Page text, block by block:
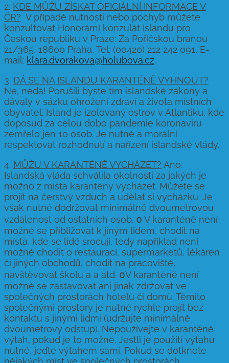
2. KDE MŮŽU ZÍSKAT OFICIÁLNÍ INFORMACE V
ČR? V případě nutnosti nebo pochyb můžete
konzultovat Honorární konzulát Islandu pro
Českou republiku v Praze: Za Poříčskou branou
21/365, 18600 Praha, Tel: (00420) 212 242 091, E-
mail: klara.dvorakova@holubova.cz.
3. DÁ SE NA ISLANDU KARANTÉNĚ VYHNOUT?
Ne, nedá! Porušili byste tím islandské zákony a
dávaly v sázku ohrožení zdraví a života místních
obyvatel. Island je izolovaný ostrov v Atlantiku, kde
doposud za celou dobo pandemie koronaviru
zemřelo jen 10 osob. Je nutné a morální
respektovat rozhodnutí a nařízení islandské vlády.
4. MŮŽU V KARANTÉNĚ VYCHÁZET? Ano.
Islandská vláda schválila okolnosti za jakých je
možno z místa karantény vycházet. Můžete se
projít na čerstvý vzduch a udělat si vycházku. Je
však nutné dodržovat minimálně dvoumetrovou
vzdálenost od ostatních osob. o V karanténě není
možné se přibližovat k jiným lidem, chodit na
místa, kde se lidé srocují, tedy například není
možné chodit o restaurací, supermarketů, lékáren
či jiných obchodů, chodit na pracoviště,
navštěvovat školu a a atd. oV karanténě není
možné se zastavovat ani jinak zdržovat ve
společných prostorách hotelů či domů. Těmito
společnými prostory je nutné rychle projít bez
kontaktu s jinými lidmi (udržujte minimálně
dvoumetrový odstup). Nepoužívejte v karanténě
výtah, pokud je to možné. Jestli je použití výtahu
nutné, jeďte výtahem sami. Pokud se dotknete